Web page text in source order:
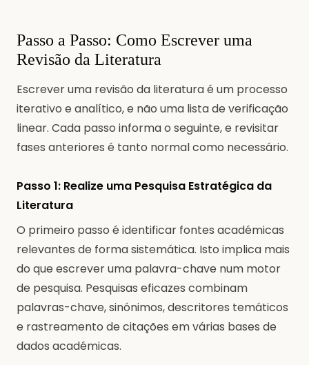
Passo a Passo: Como Escrever uma
Revisão da Literatura
Escrever uma revisão da literatura é um processo
iterativo e analítico, e não uma lista de verificação
linear. Cada passo informa o seguinte, e revisitar
fases anteriores é tanto normal como necessário.
Passo 1: Realize uma Pesquisa Estratégica da
Literatura
O primeiro passo é identificar fontes académicas
relevantes de forma sistemática. Isto implica mais
do que escrever uma palavra-chave num motor
de pesquisa. Pesquisas eficazes combinam
palavras-chave, sinónimos, descritores temáticos
e rastreamento de citações em várias bases de
dados académicas.